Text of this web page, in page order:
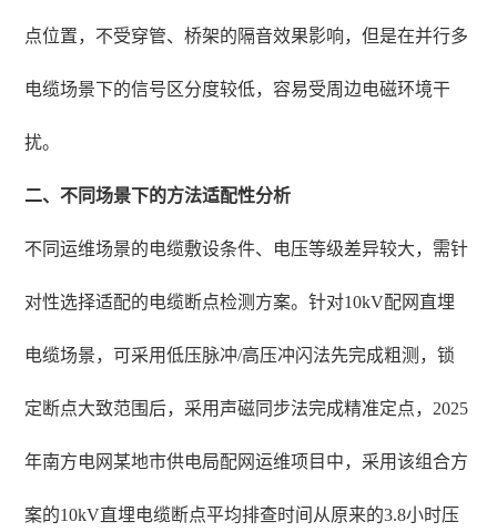
点位置，不受穿管、桥架的隔音效果影响，但是在并行多
电缆场景下的信号区分度较低，容易受周边电磁环境干
扰。
二、不同场景下的方法适配性分析
不同运维场景的电缆敷设条件、电压等级差异较大，需针
对性选择适配的电缆断点检测方案。针对10kV配网直埋
电缆场景，可采用低压脉冲/高压冲闪法先完成粗测，锁
定断点大致范围后，采用声磁同步法完成精准定点，2025
年南方电网某地市供电局配网运维项目中，采用该组合方
案的10kV直埋电缆断点平均排查时间从原来的3.8小时压